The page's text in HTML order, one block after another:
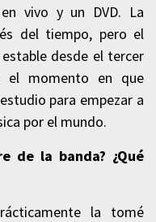
vivo y un DVD. La
del tiempo, pero el
desde el tercer
el momento en que
para empezar a
por el mundo.
de la banda? ¿Qué
la tomé